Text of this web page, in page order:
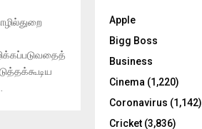
o
:
Apple
Bigg Boss
Business
Cinema (1,220)
Coronavirus (1,142)
Cricket (3,836)